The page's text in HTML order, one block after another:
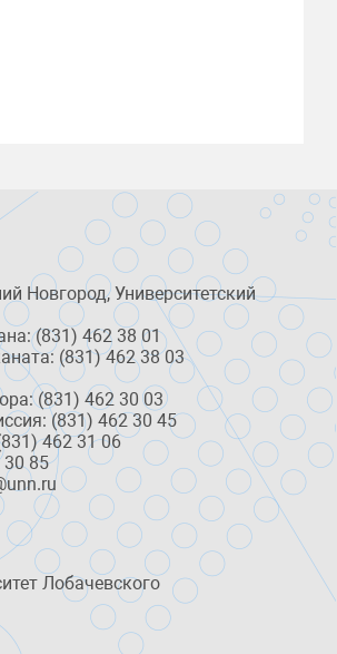
Новгород, Университетский
(831) 462 38 01
(831) 462 38 03
(831) 462 30 03
(831) 462 30 45
462 31 06
85
Лобачевского